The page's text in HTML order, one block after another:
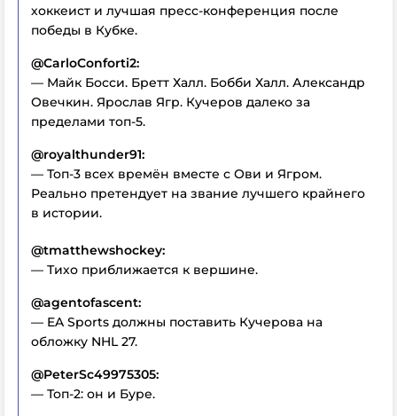
хоккеист и лучшая пресс-конференция после
победы в Кубке.
@CarloConforti2:
— Майк Босси. Бретт Халл. Бобби Халл. Александр
Овечкин. Ярослав Ягр. Кучеров далеко за
пределами топ-5.
@royalthunder91:
— Топ-3 всех времён вместе с Ови и Ягром.
Реально претендует на звание лучшего крайнего
в истории.
@tmatthewshockey:
— Тихо приближается к вершине.
@agentofascent:
— EA Sports должны поставить Кучерова на
обложку NHL 27.
@PeterSc49975305:
— Топ-2: он и Буре.